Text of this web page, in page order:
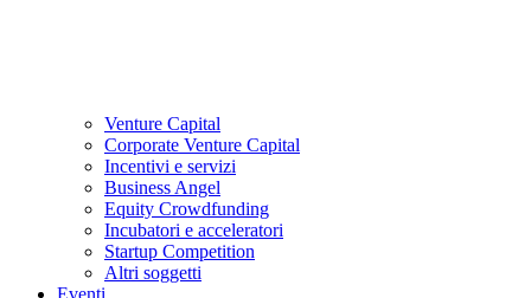
Venture Capital
Corporate Venture Capital
Incentivi e servizi
Business Angel
Equity Crowdfunding
Incubatori e acceleratori
Startup Competition
Altri soggetti